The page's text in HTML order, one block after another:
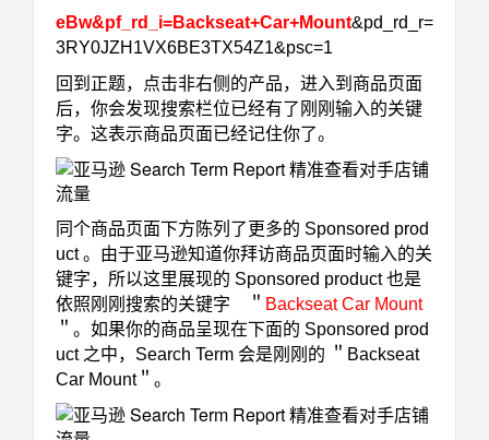
eBw&pf_rd_i=Backseat+Car+Mount&pd_rd_r=
3RY0JZH1VX6BE3TX54Z1&psc=1
回到正题，点击非右侧的产品，进入到商品页面
后，你会发现搜索栏位已经有了刚刚输入的关键
字。这表示商品页面已经记住你了。
同个商品页面下方陈列了更多的 Sponsored prod
uct 。由于亚马逊知道你拜访商品页面时输入的关
键字，所以这里展现的 Sponsored product 也是
依照刚刚搜索的关键字 ＂ Backseat Car Mount
＂。如果你的商品呈现在下面的 Sponsored prod
uct 之中，Search Term 会是刚刚的 ＂Backseat
Car Mount＂。